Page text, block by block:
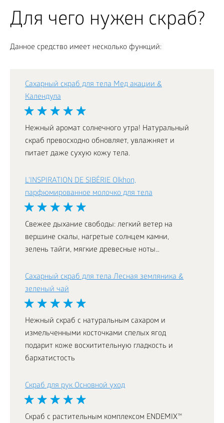
Для чего нужен скраб?
Данное средство имеет несколько функций:
Сахарный скраб для тела Мед акации &
Календула
Нежный аромат солнечного утра! Натуральный
скраб превосходно обновляет, увлажняет и
питает даже сухую кожу тела.
L'INSPIRATION DE SIBÉRIE Olkhon,
парфюмированное молочко для тела
Свежее дыхание свободы: легкий ветер на
вершине скалы, нагретые солнцем камни,
зелень тайги, мягкие древесные ноты…
Сахарный скраб для тела Лесная земляника &
зеленый чай
Нежный скраб с натуральным сахаром и
измельченными косточками спелых ягод
подарит коже восхитительную гладкость и
бархатистость
Скраб для рук Основной уход
Скраб с растительным комплексом ENDEMIX™